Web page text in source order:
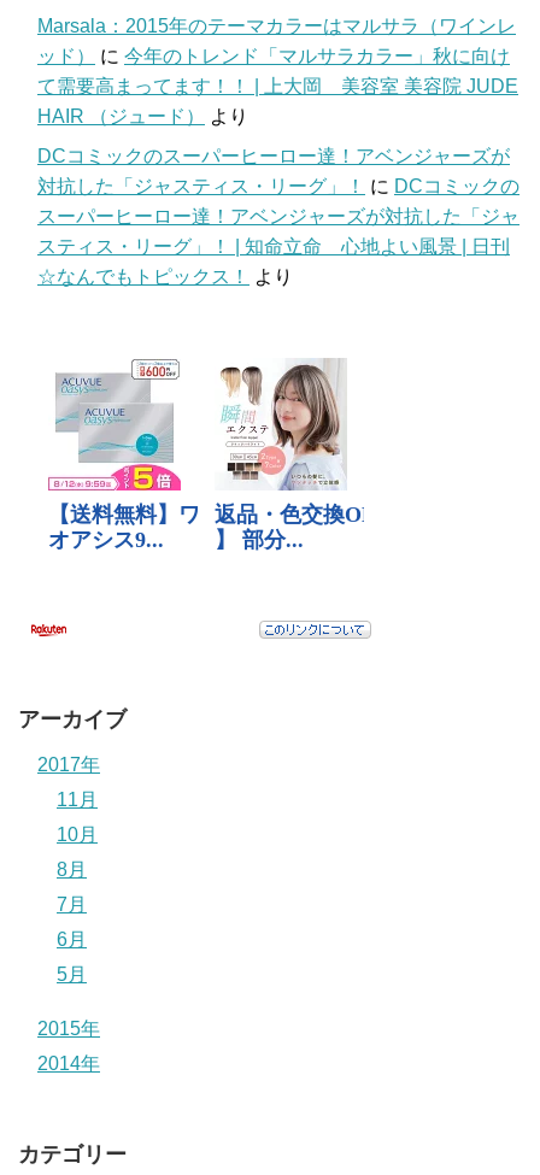
Marsala：2015年のテーマカラーはマルサラ（ワインレ
ッド）
に 今年のトレンド「マルサラカラー」秋に向け
て需要高まってます！！ | 上大岡 美容室 美容院 JUDE
HAIR （ジュード）
より
DCコミックのスーパーヒーロー達！アベンジャーズが
対抗した「ジャスティス・リーグ」！
に DCコミックの
スーパーヒーロー達！アベンジャーズが対抗した「ジャ
スティス・リーグ」！ | 知命立命 心地よい風景 | 日刊
☆なんでもトピックス！
より
アーカイブ
2017年
11月
10月
8月
7月
6月
5月
2015年
2014年
カテゴリー